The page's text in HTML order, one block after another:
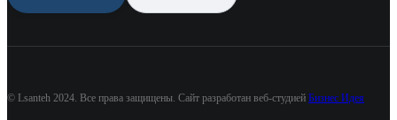
© Lsanteh 2024. Все права защищены. Сайт разработан веб-студией Бизнес Идея